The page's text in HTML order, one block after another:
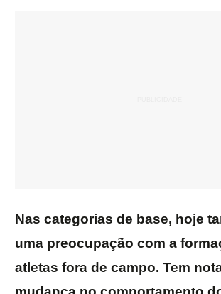
Nas categorias de base, hoje
uma preocupação com a
atletas fora de campo. Tem